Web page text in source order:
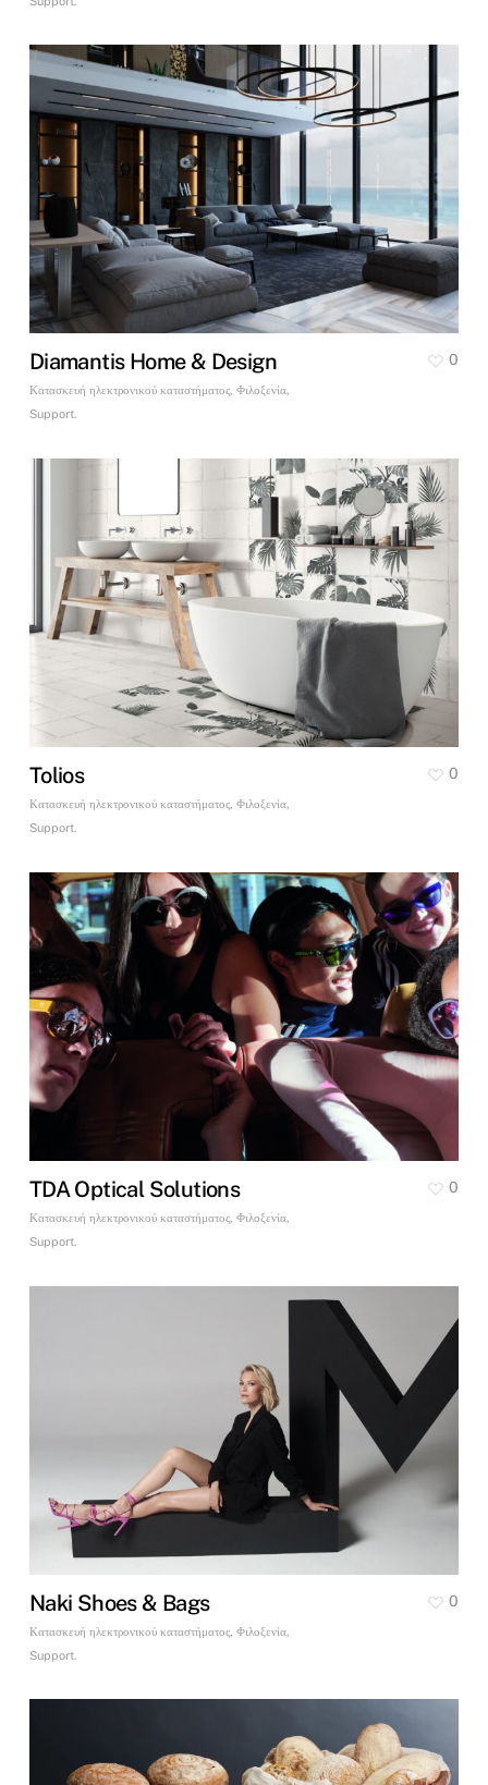
Diamantis Home & Design
Κατασκευή ηλεκτρονικού καταστήματος, Φιλοξενία,
Support.
0
Tolios
Κατασκευή ηλεκτρονικού καταστήματος, Φιλοξενία,
Support.
0
TDA Optical Solutions
Κατασκευή ηλεκτρονικού καταστήματος, Φιλοξενία,
Support.
0
Naki Shoes & Bags
Κατασκευή ηλεκτρονικού καταστήματος, Φιλοξενία,
Support.
0